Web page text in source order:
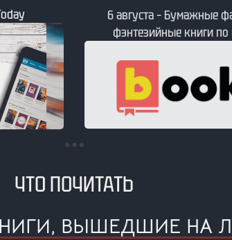
6 августа – Бумажные
фэнтезийные книги
ЧТО ПОЧИТАТЬ
ВЫШЕДШИЕ НА